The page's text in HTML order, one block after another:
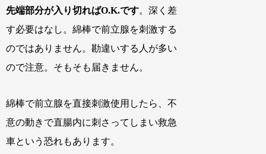
先端部分が入り切ればO.K.です。深く差
す必要はなし。綿棒で前立腺を刺激する
のではありません。勘違いする人が多い
ので注意。そもそも届きません。
綿棒で前立腺を直接刺激使用したら、不
意の動きで直腸内に刺さってしまい救急
車という恐れもあります。